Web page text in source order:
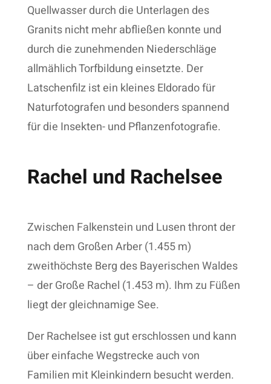
Quellwasser durch die Unterlagen des
Granits nicht mehr abfließen konnte und
durch die zunehmenden Niederschläge
allmählich Torfbildung einsetzte. Der
Latschenfilz ist ein kleines Eldorado für
Naturfotografen und besonders spannend
für die Insekten- und Pflanzenfotografie.
Rachel und Rachelsee
Zwischen Falkenstein und Lusen thront der
nach dem Großen Arber (1.455 m)
zweithöchste Berg des Bayerischen Waldes
– der Große Rachel (1.453 m). Ihm zu Füßen
liegt der gleichnamige See.
Der Rachelsee ist gut erschlossen und kann
über einfache Wegstrecke auch von
Familien mit Kleinkindern besucht werden.